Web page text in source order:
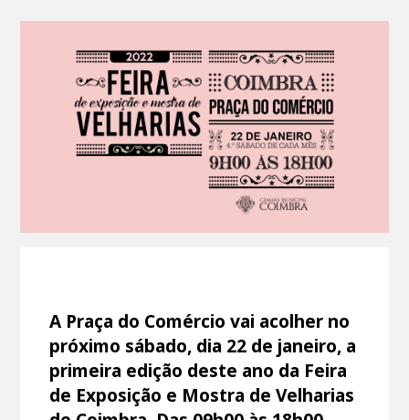
A Praça do Comércio vai acolher no
próximo sábado, dia 22 de janeiro, a
primeira edição deste ano da Feira
de Exposição e Mostra de Velharias